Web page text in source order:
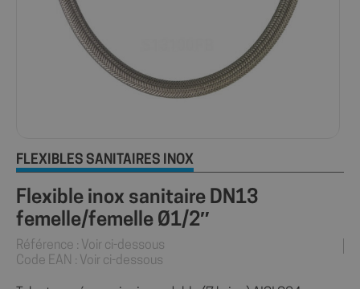
FLEXIBLES SANITAIRES INOX
Flexible inox sanitaire DN13
femelle/femelle Ø1/2″
Référence : Voir ci-dessous
Code EAN : Voir ci-dessous